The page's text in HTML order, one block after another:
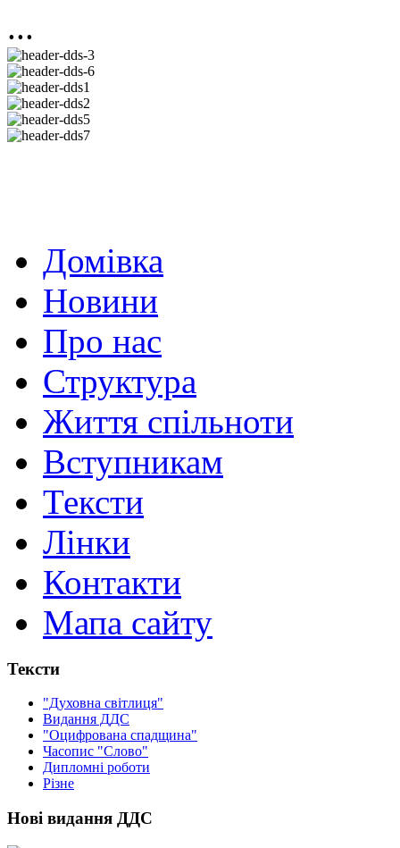
...
Домівка
Новини
Про нас
Структура
Життя спільноти
Вступникам
Тексти
Лінки
Контакти
Мапа сайту
Тексти
"Духовна світлиця"
Видання ДДС
"Оцифрована спадщина"
Часопис "Слово"
Дипломні роботи
Різне
Нові видання ДДС